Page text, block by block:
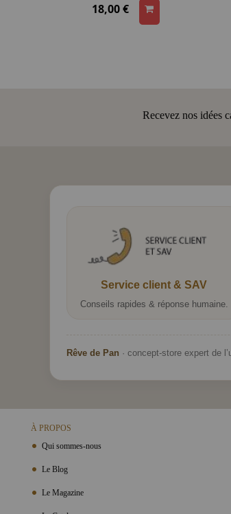
18,00 €
Recevez nos idées
Service client & SAV
Conseils rapides & réponse humaine.
Rêve de Pan · concept-store expert de
À PROPOS
Qui sommes-nous
Le Blog
Le Magazine